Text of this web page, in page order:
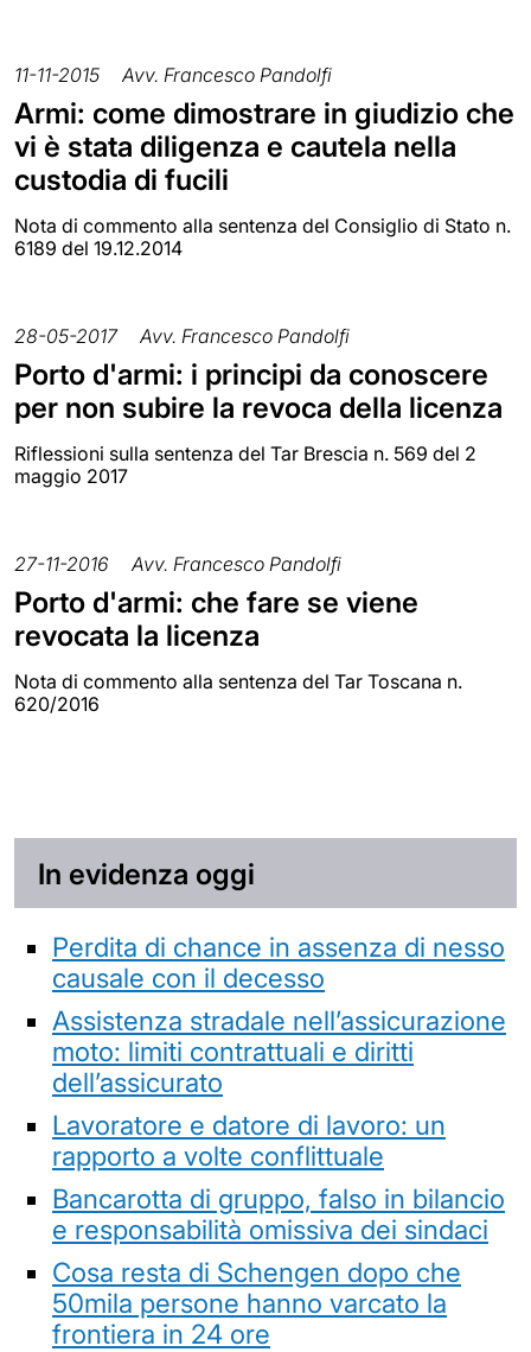
11-11-2015 Avv. Francesco Pandolfi
Armi: come dimostrare in giudizio che
vi è stata diligenza e cautela nella
custodia di fucili
Nota di commento alla sentenza del Consiglio di Stato n.
6189 del 19.12.2014
28-05-2017 Avv. Francesco Pandolfi
Porto d'armi: i principi da conoscere
per non subire la revoca della licenza
Riflessioni sulla sentenza del Tar Brescia n. 569 del 2
maggio 2017
27-11-2016 Avv. Francesco Pandolfi
Porto d'armi: che fare se viene
revocata la licenza
Nota di commento alla sentenza del Tar Toscana n.
620/2016
In evidenza oggi
Perdita di chance in assenza di nesso
causale con il decesso
Assistenza stradale nell’assicurazione
moto: limiti contrattuali e diritti
dell’assicurato
Lavoratore e datore di lavoro: un
rapporto a volte conflittuale
Bancarotta di gruppo, falso in bilancio
e responsabilità omissiva dei sindaci
Cosa resta di Schengen dopo che
50mila persone hanno varcato la
frontiera in 24 ore